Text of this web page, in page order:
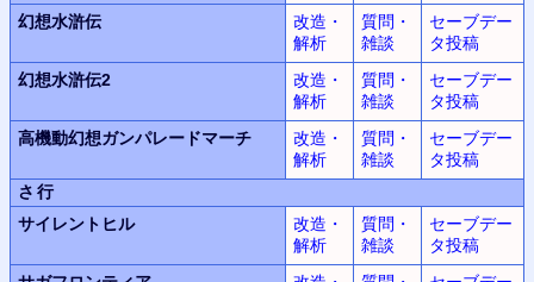
幻想水滸伝
改造・
解析
質問・
雑談
セーブデー
タ投稿
幻想水滸伝2
改造・
解析
質問・
雑談
セーブデー
タ投稿
高機動幻想ガンパレードマーチ
改造・
解析
質問・
雑談
セーブデー
タ投稿
さ行
サイレントヒル
改造・
解析
質問・
雑談
セーブデー
タ投稿